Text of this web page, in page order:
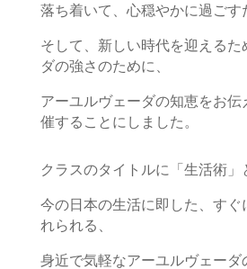
落ち着いて、心穏やかに過ごす
そして、新しい時代を迎えるた
ダの強さのために、
アーユルヴェーダの知恵をお伝
催することにしました。
クラスのタイトルに「生活術」
今の日本の生活に即した、すぐ
れられる、
身近で気軽なアーユルヴェーダ